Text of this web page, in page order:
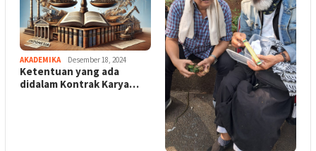
AKADEMIKA Desember 18, 2024
Ketentuan yang ada
didalam Kontrak Karya…